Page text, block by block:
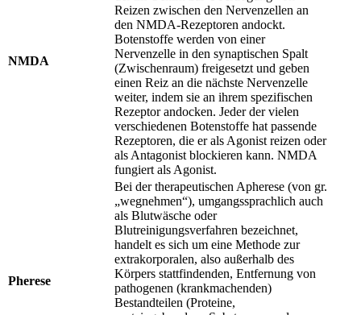
NMDA
Reizen zwischen den Nervenzellen an
den NMDA-Rezeptoren andockt.
Botenstoffe werden von einer
Nervenzelle in den synaptischen Spalt
(Zwischenraum) freigesetzt und geben
einen Reiz an die nächste Nervenzelle
weiter, indem sie an ihrem spezifischen
Rezeptor andocken. Jeder der vielen
verschiedenen Botenstoffe hat passende
Rezeptoren, die er als Agonist reizen oder
als Antagonist blockieren kann. NMDA
fungiert als Agonist.
Pherese
Bei der therapeutischen Apherese (von gr.
„wegnehmen“), umgangssprachlich auch
als Blutwäsche oder
Blutreinigungsverfahren bezeichnet,
handelt es sich um eine Methode zur
extrakorporalen, also außerhalb des
Körpers stattfindenden, Entfernung von
pathogenen (krankmachenden)
Bestandteilen (Proteine,